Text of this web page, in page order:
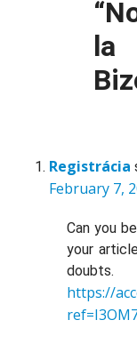
“
Registrácia
February 7,
Can you
your
https://